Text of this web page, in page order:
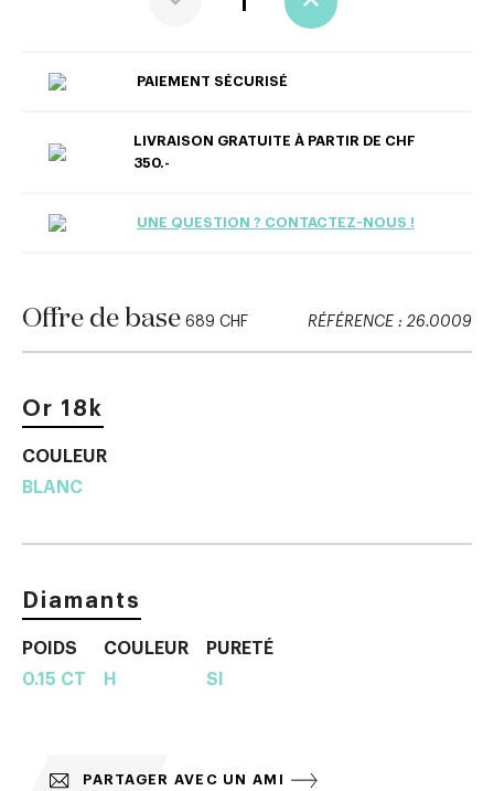
Offre de base 689 CHF RÉFÉRENCE : 26.0009
Or 18k
COULEUR
BLANC
Diamants
POIDS
0.15 CT
COULEUR
H
PURETÉ
SI
PARTAGER AVEC UN AMI
PAIEMENT SÉCURISÉ
LIVRAISON GRATUITE À PARTIR DE CHF
350.-
UNE QUESTION ? CONTACTEZ-NOUS !